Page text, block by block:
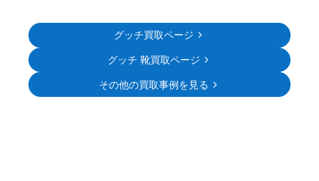
グッチ買取ページ
グッチ 靴買取ページ
その他の買取事例を見る